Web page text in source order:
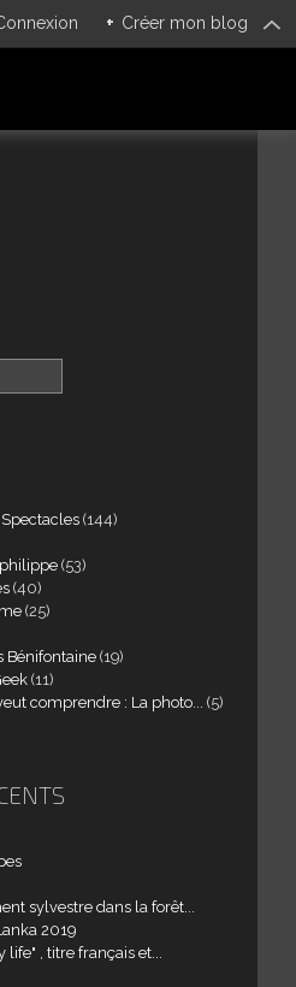
+ Créer mon blog
(144)
(53)
(40)
(25)
Bénifontaine (19)
(11)
comprendre : La photo...
(5)
sylvestre dans la forêt...
2019
life" , titre français et...